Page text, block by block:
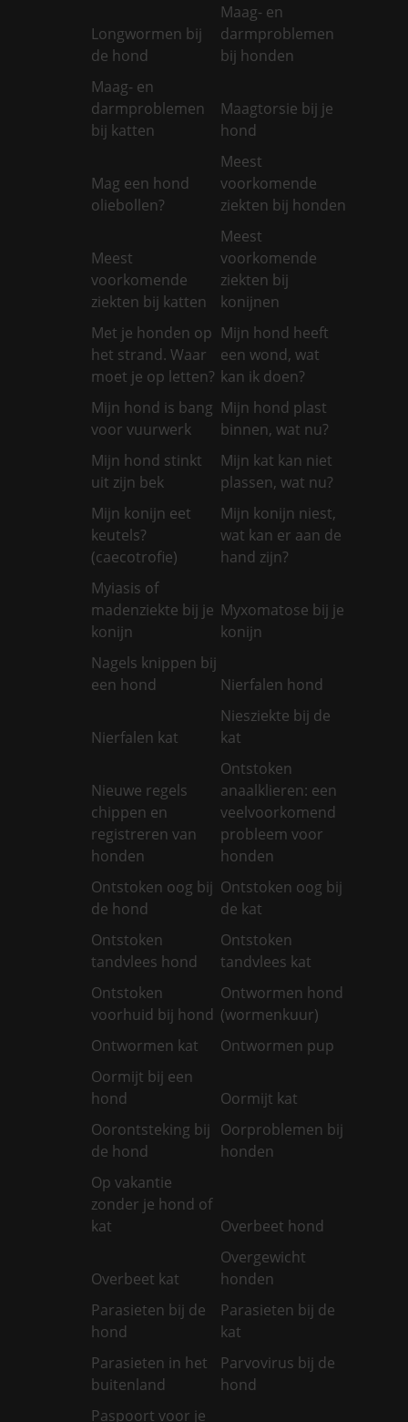
Longwormen bij
de hond
Maag- en
darmproblemen
bij honden
Maag- en
darmproblemen
bij katten
Maagtorsie bij je
hond
Mag een hond
oliebollen?
Meest
voorkomende
ziekten bij honden
Meest
voorkomende
ziekten bij katten
Meest
voorkomende
ziekten bij
konijnen
Met je honden op
het strand. Waar
moet je op letten?
Mijn hond heeft
een wond, wat
kan ik doen?
Mijn hond is bang
voor vuurwerk
Mijn hond plast
binnen, wat nu?
Mijn hond stinkt
uit zijn bek
Mijn kat kan niet
plassen, wat nu?
Mijn konijn eet
keutels?
(caecotrofie)
Mijn konijn niest,
wat kan er aan de
hand zijn?
Myiasis of
madenziekte bij je
konijn
Myxomatose bij je
konijn
Nagels knippen bij
een hond
Nierfalen hond
Nierfalen kat
Niesziekte bij de
kat
Nieuwe regels
chippen en
registreren van
honden
Ontstoken
anaalklieren: een
veelvoorkomend
probleem voor
honden
Ontstoken oog bij
de hond
Ontstoken oog bij
de kat
Ontstoken
tandvlees hond
Ontstoken
tandvlees kat
Ontstoken
voorhuid bij hond
Ontwormen hond
(wormenkuur)
Ontwormen kat
Ontwormen pup
Oormijt bij een
hond
Oormijt kat
Oorontsteking bij
de hond
Oorproblemen bij
honden
Op vakantie
zonder je hond of
kat
Overbeet hond
Overbeet kat
Overgewicht
honden
Parasieten bij de
hond
Parasieten bij de
kat
Parasieten in het
buitenland
Parvovirus bij de
hond
Paspoort voor je